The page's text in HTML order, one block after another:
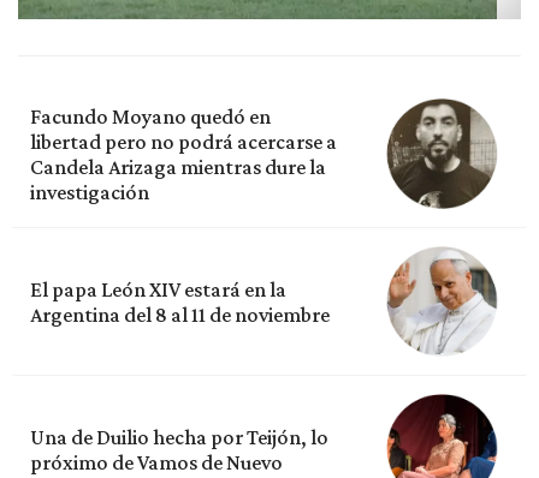
Facundo Moyano quedó en
libertad pero no podrá acercarse a
Candela Arizaga mientras dure la
investigación
El papa León XIV estará en la
Argentina del 8 al 11 de noviembre
Una de Duilio hecha por Teijón, lo
próximo de Vamos de Nuevo